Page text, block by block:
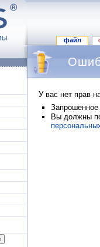
файл
У вас нет прав
Запрошенное
Вы должны